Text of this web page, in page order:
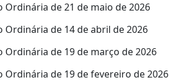
Ordinária de 21 de maio de 2026
Ordinária de 14 de abril de 2026
Ordinária de 19 de março de 2026
Ordinária de 19 de fevereiro de 2026